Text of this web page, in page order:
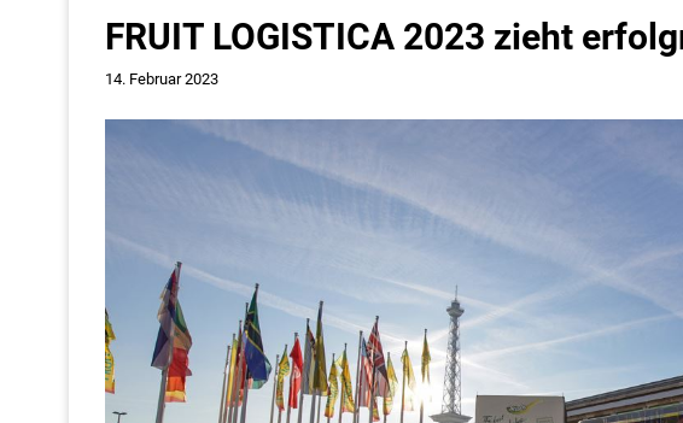
FRUIT LOGISTICA 2023 zieht
14. Februar 2023